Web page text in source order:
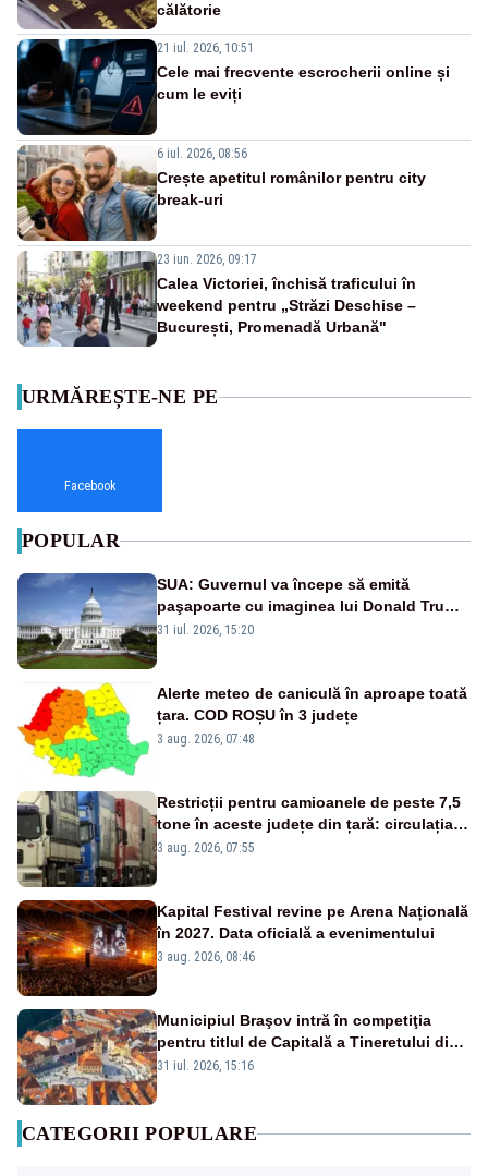
călătorie
21 iul. 2026, 10:51
Cele mai frecvente escrocherii online și
cum le eviți
6 iul. 2026, 08:56
Crește apetitul românilor pentru city
break-uri
23 iun. 2026, 09:17
Calea Victoriei, închisă traficului în
weekend pentru „Străzi Deschise –
București, Promenadă Urbană"
URMĂREȘTE-NE PE
Facebook
POPULAR
SUA: Guvernul va începe să emită
paşapoarte cu imaginea lui Donald Trump
începând cu 8 august
31 iul. 2026, 15:20
Alerte meteo de caniculă în aproape toată
țara. COD ROȘU în 3 județe
3 aug. 2026, 07:48
Restricții pentru camioanele de peste 7,5
tone în aceste județe din țară: circulația
este interzisă luni, între orele 12:00 și
3 aug. 2026, 07:55
Kapital Festival revine pe Arena Națională
în 2027. Data oficială a evenimentului
3 aug. 2026, 08:46
Municipiul Braşov intră în competiţia
pentru titlul de Capitală a Tineretului din
România 2028
31 iul. 2026, 15:16
CATEGORII POPULARE